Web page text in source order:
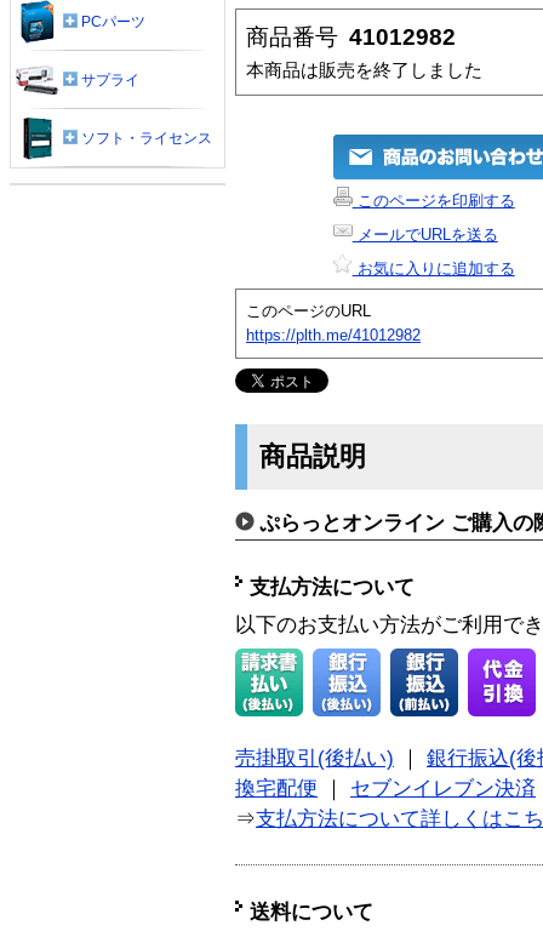
商品番号 41012982
本商品は販売を終了しました
このページを印刷する
メールでURLを送る
お気に入りに追加する
このページのURL
https://plth.me/41012982
商品説明
ぷらっとオンライン ご購入の
支払方法について
以下のお支払い方法がご利用で
売掛取引(後払い)
銀行振込(後
換宅配便
セブンイレブン決済
⇒支払方法について詳しくはこ
送料について
PCパーツ
サプライ
ソフト・ライセンス